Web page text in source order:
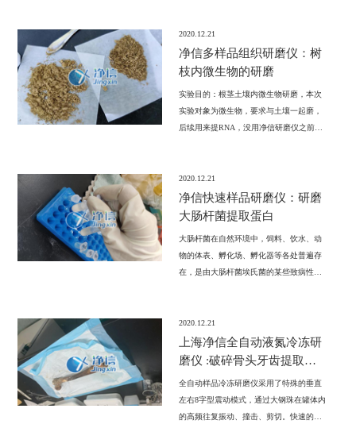
2020.12.21
净信多样品组织研磨仪：树
枝内微生物的研磨
实验目的：根茎土壤内微生物研磨，本次
实验对象为微生物，要求与土壤一起磨，
后续用来提RNA，没用净信研磨仪之前效
2020.12.21
净信快速样品研磨仪：研磨
大肠杆菌提取蛋白
大肠杆菌在自然环境中，饲料、饮水、动
物的体表、孵化场、孵化器等各处普遍存
在，是由大肠杆菌埃氏菌的某些致病性血
肠道传染病。此次实验室里的老师需要用
快速样品研磨仪来研磨菌类提取蛋白，比
如大肠杆菌、芽孢杆菌等类。
2020.12.21
上海净信全自动液氮冷冻研
磨仪 :破碎骨头牙齿提取
DNA
全自动样品冷冻研磨仪采用了特殊的垂直
左右8字型震动模式，通过大钢珠在罐体内
的高频往复振动、撞击、剪切。快速的实